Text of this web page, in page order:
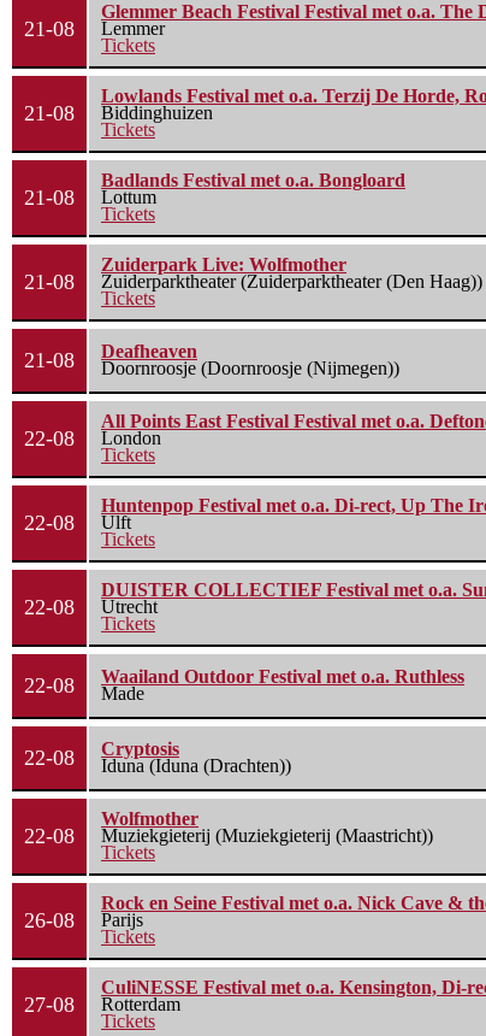
21-08
Glemmer Beach Festival Festival met o.a.
Lemmer
Tickets
21-08
Lowlands Festival met o.a. Terzij De Horde,
Biddinghuizen
Tickets
21-08
Badlands Festival met o.a. Bongloard
Lottum
Tickets
21-08
Zuiderpark Live: Wolfmother
Zuiderparktheater (Zuiderparktheater (Den Haag))
Tickets
21-08
Deafheaven
Doornroosje (Doornroosje (Nijmegen))
22-08
All Points East Festival Festival met o.a.
London
Tickets
22-08
Huntenpop Festival met o.a. Di-rect, Up The
Ulft
Tickets
22-08
DUISTER COLLECTIEF Festival met o.a.
Utrecht
Tickets
22-08
Waailand Outdoor Festival met o.a. Ruthless
Made
22-08
Cryptosis
Iduna (Iduna (Drachten))
22-08
Wolfmother
Muziekgieterij (Muziekgieterij (Maastricht))
Tickets
26-08
Rock en Seine Festival met o.a. Nick Cave &
Parijs
Tickets
27-08
CuliNESSE Festival met o.a. Kensington, Di-
Rotterdam
Tickets